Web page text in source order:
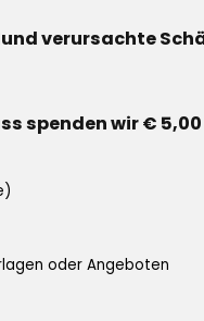
verursachte
spenden wir €
oder Angeboten